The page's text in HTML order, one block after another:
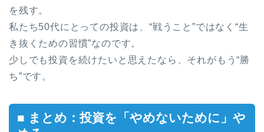
を残す。
私たち50代にとっての投資は、“戦うこと”ではなく“生
き抜くための習慣”なのです。
少しでも投資を続けたいと思えたなら、それがもう“勝
ち”です。
■ まとめ：投資を「やめないために」や